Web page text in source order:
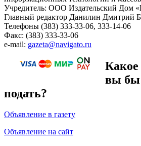
Учредитель: ООО Издательский Дом
Главный редактор Данилин Дмитрий
Телефоны (383) 333-33-06, 333-14-06
Факс: (383) 333-33-06
e-mail: gazeta@navigato.ru
Какое
вы бы
подать?
Объявление в газету
Объявление на сайт